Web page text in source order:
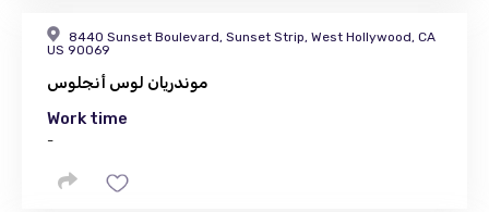
8440 Sunset Boulevard, Sunset Strip, West Hollywood, CA
US 90069
موندريان لوس أنجلوس
Work time
-